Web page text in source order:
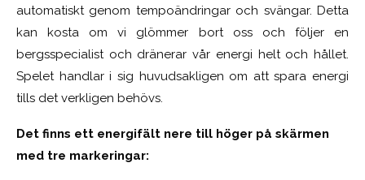
automatiskt genom tempoändringar och svängar. Detta
kan kosta om vi glömmer bort oss och följer en
bergsspecialist och dränerar vår energi helt och hållet.
Spelet handlar i sig huvudsakligen om att spara energi
tills det verkligen behövs.
Det finns ett energifält nere till höger på skärmen
med tre markeringar: